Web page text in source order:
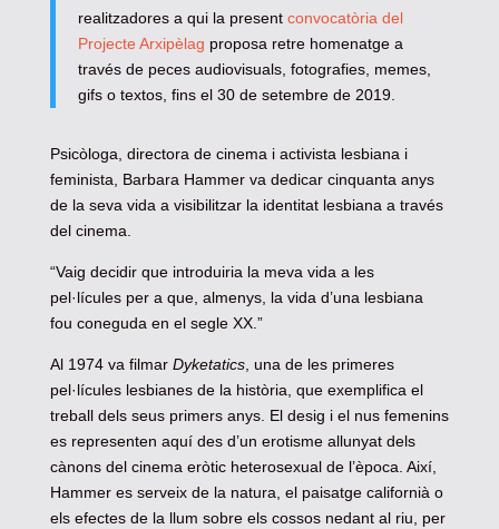
realitzadores a qui la present convocatòria del
Projecte Arxipèlag proposa retre homenatge a
través de peces audiovisuals, fotografies, memes,
gifs o textos, fins el 30 de setembre de 2019.
Psicòloga, directora de cinema i activista lesbiana i
feminista, Barbara Hammer va dedicar cinquanta anys
de la seva vida a visibilitzar la identitat lesbiana a través
del cinema.
“Vaig decidir que introduiria la meva vida a les
pel·lícules per a que, almenys, la vida d’una lesbiana
fou coneguda en el segle XX.”
Al 1974 va filmar Dyketatics, una de les primeres
pel·lícules lesbianes de la història, que exemplifica el
treball dels seus primers anys. El desig i el nus femenins
es representen aquí des d’un erotisme allunyat dels
cànons del cinema eròtic heterosexual de l’època. Així,
Hammer es serveix de la natura, el paisatge californià o
els efectes de la llum sobre els cossos nedant al riu, per